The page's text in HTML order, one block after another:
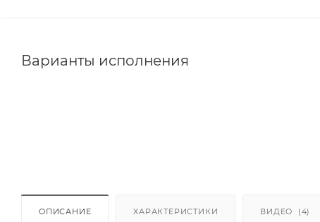
Варианты исполнения
ОПИСАНИЕ ХАРАКТЕРИСТИКИ ВИДЕО (4)